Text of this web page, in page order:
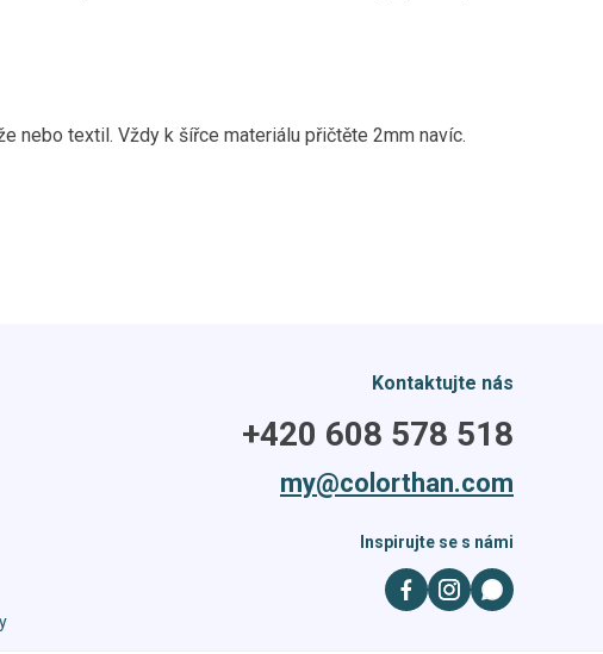
nebo textil. Vždy k šířce materiálu přičtěte 2mm navíc.
Kontaktujte nás
+420 608 578 518
my@colorthan.com
Inspirujte se s námi